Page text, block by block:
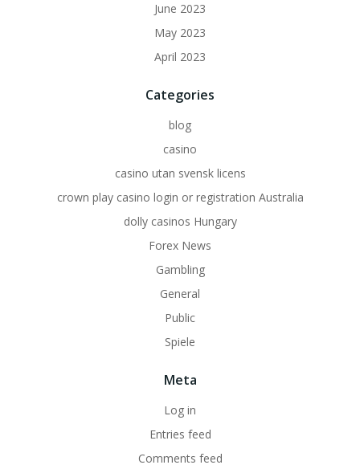
June 2023
May 2023
April 2023
Categories
blog
casino
casino utan svensk licens
crown play casino login or registration Australia
dolly casinos Hungary
Forex News
Gambling
General
Public
Spiele
Meta
Log in
Entries feed
Comments feed